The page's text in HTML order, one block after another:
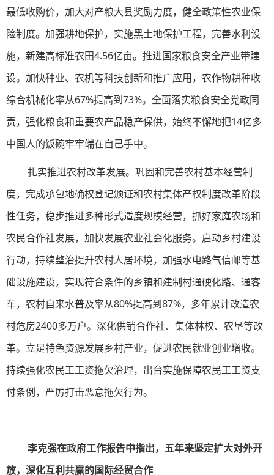
最低收购价，加大对产粮大县奖励力度，健全政策性农业保
险制度。加强耕地保护，实施黑土地保护工程，完善水利设
施，新建高标准农田4.56亿亩。推进国家粮食安全产业带建
设。加快种业、农机等科技创新和推广应用，农作物耕种收
综合机械化率从67%提高到73%。全面落实粮食安全党政同
责，强化粮食和重要农产品稳产保供，始终不懈地把14亿多
中国人的饭碗牢牢端在自己手中。
扎实推进农村改革发展。巩固和完善农村基本经营制
度，完成承包地确权登记颁证和农村集体产权制度改革阶段
性任务，稳步推进多种形式适度规模经营，抓好家庭农场和
农民合作社发展，加快发展农业社会化服务。启动乡村建设
行动，持续整治提升农村人居环境，加强水电路气信邮等基
础设施建设，实现符合条件的乡镇和建制村通硬化路、通客
车，农村自来水普及率从80%提高到87%，多年累计改造农
村危房2400多万户。深化供销合作社、集体林权、农垦等改
革。立足特色资源发展乡村产业，促进农民就业创业增收。
持续强化农民工工资拖欠治理，出台实施保障农民工工资支
付条例，严厉打击恶意拖欠行为。
李克强在政府工作报告中指出，五年来坚定扩大对外开
放，深化互利共赢的国际经贸合作